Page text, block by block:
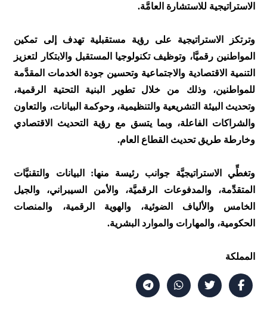
الاستراتيجية للاستشارة العامَّة.
وترتكز الاستراتيجية على رؤية مستقبلية تهدف إلى تمكين
المواطنين رقميَّا، وتوظيف تكنولوجيا المستقبل والابتكار لتعزيز
التنمية الاقتصادية والاجتماعية وتحسين جودة الخدمات المقدَّمة
للمواطنين، وذلك من خلال تطوير البنية التحتية الرقمية،
وتحديث البيئة التشريعية والتنظيمية، وحوكمة البيانات، والتعاون
والشراكات الفاعلة، وبما يتسق مع رؤية التحديث الاقتصادي
وخارطة طريق تحديث القطاع العام.
وتغطِّي الاستراتيجيَّة جوانب رئيسة منها: البيانات والتقنيَّات
المتقدِّمة، والمدفوعات الرقميَّة، والأمن السيبراني، والجيل
الخامس والألياف الضوئية، والهوية الرقمية، والمنصات
الحكومية، والمهارات والموارد البشرية.
المملكة